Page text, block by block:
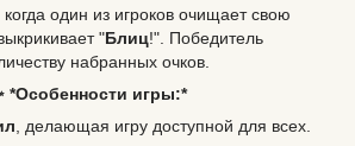
когда один из игроков очищает свою
"Блиц!". Победитель
набранных очков.
*Особенности игры:*
, делающая игру доступной для всех.